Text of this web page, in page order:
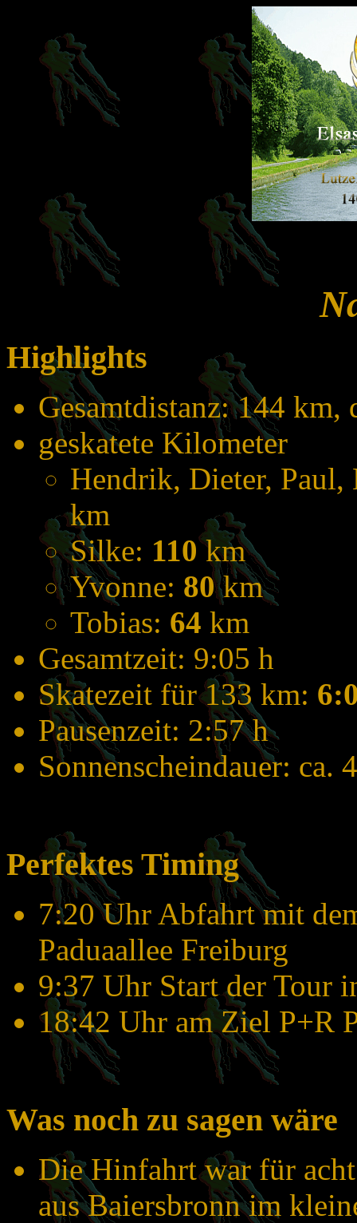
Highlights
Gesamtdistanz: 144
geskatete Kilometer
Hendrik, Dieter,
km
Silke: 110km
Yvonne: 80km
Tobias: 64 km
Gesamtzeit: 9:05 h
Skatezeit für 133 km:
Pausenzeit: 2:57 h
Sonnenscheindauer: ca.
Perfektes Timing
7:20 Uhr Abfahrt mit
Paduaallee Freiburg
9:37 Uhr Start der Tour
18:42 Uhr am Ziel P+R
Was noch zu sagen wäre
Die Hinfahrt war für
aus Baiersbronn im